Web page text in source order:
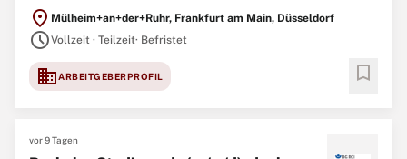
Geldpolitik und im Zahlungsverkehr in Deutschland. Allem voran
jedoch sind wir ein starkes Team
location_on Mülheim+an+der+Ruhr, Frankfurt am Main, Düsseldorf
scheduleVollzeit · Teilzeit· Befristet
domainARBEITGEBERPROFIL bookmark
vor 9 Tagen